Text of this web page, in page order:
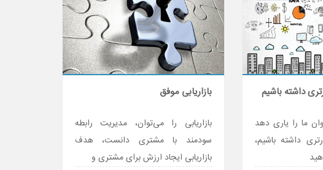
داشته باشیم
ما را یاری دهد
داشته باشیم،
بازاریابی موفق
بازاریابی را می‌توان، مدیریت رابطه
سودمند با مشتری دانست، هدف
بازاریابی ایجاد ارزش برای مشتری و